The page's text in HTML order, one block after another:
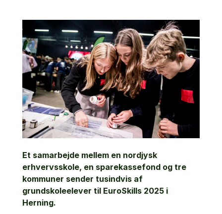
Et samarbejde mellem en nordjysk
erhvervsskole, en sparekassefond og tre
kommuner sender tusindvis af
grundskoleelever til EuroSkills 2025 i
Herning.